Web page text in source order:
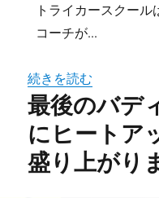
トライカースクー
コーチが...
続きを読む
最後のバデ
にヒートア
盛り上がり